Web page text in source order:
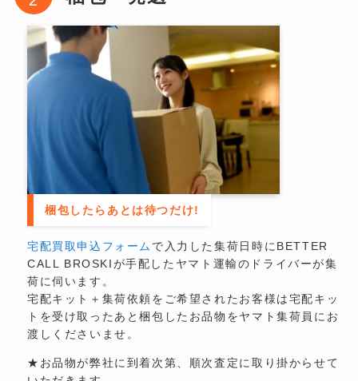
梱包したらあとは待つだけ!
宅配買取申込フォーム で入力した集荷日時にBETTER
CALL BROSKIが手配したヤマト運輸のドライバーが集
荷に伺います。
宅配キット＋集荷依頼をご希望されたお客様は宅配キッ
トを受け取ったあと梱包したお品物をヤマト集荷員にお
渡しくださいませ。
★お品物が弊社に到着次第、順次査定に取り掛からせて